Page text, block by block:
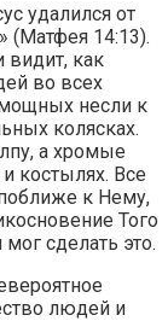
удалился от
(Матфея 14:13).
видит, как
во всех
несли к
колясках.
а хромые
костылях. Все
к Нему,
Того
сделать это.
людей и